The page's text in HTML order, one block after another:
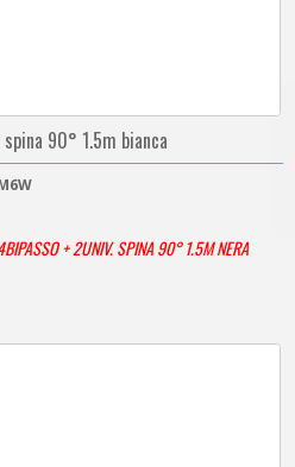
90° 1.5m bianca
+ 2UNIV. SPINA 90° 1.5M NERA